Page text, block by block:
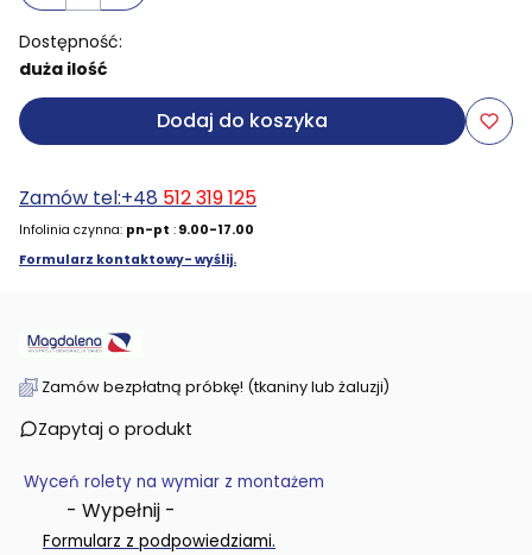
Dostępność:
duża ilość
Dodaj do koszyka
Zamów tel:+48 512 319 125
Infolinia czynna: pn-pt : 9.00-17.00
Formularz kontaktowy- wyślij.
Zamów bezpłatną próbkę! (tkaniny lub żaluzji)
Zapytaj o produkt
Wyceń rolety na wymiar z montażem
- Wypełnij -
Formularz z podpowiedziami.